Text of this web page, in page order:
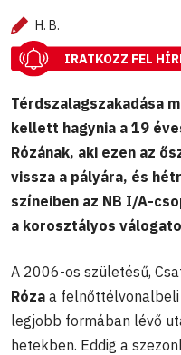
H. B.
IRATKOZZ FEL
Térdszalagszakadása
kellett hagynia a 19
Rózának, aki ezen az
vissza a pályára, és
színeiben az NB I/A-
a korosztályos
A 2006-os születésű,
Róza a
legjobb formában lévő
hetekben. Eddig a